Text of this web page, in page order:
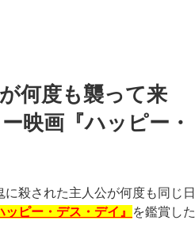
何度も襲って来
映画『ハッピー・
殺された主人公が何度も同じ日
ッピー・デス・デイ』
を鑑賞した